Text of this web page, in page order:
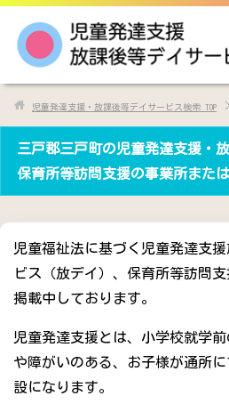
児童発達支援・放課後等デイサービス検索 TOP
三戸郡三戸町の児童発達支援・
保育所等訪問支援の事業所また
児童福祉法に基づく児童発達支
ビス（放デイ）、保育所等訪問
掲載中しております。
児童発達支援とは、小学校就学
や障がいのある、お子様が通所
設になります。